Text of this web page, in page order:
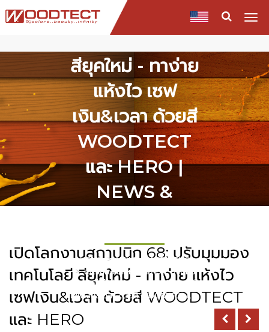
สถาปนิก 68: ปรับ
มุมมองเทคโนโลยี
สียุคใหม่ - ทาง่าย
แห้งไว เซฟ
เงิน&เวลา ด้วยสี
WOODTECT
และ HERO |
NEWS &
HOME
NEWS & ACTIVITIES
เปิดโลกงานสถาปนิก 68: ปรับมุม
มองเทคโนโลยี สียุคใหม่ - ทาง่าย แห้งไว
เซฟเงิน&เวลา ด้วยสี WOODTECT และ
HERO
เปิดโลกงานสถาปนิก 68: ปรับมุมมอง
เทคโนโลยี สียุคใหม่ - ทาง่าย แห้งไว
เซฟเงิน&เวลา ด้วยสี WOODTECT
และ HERO